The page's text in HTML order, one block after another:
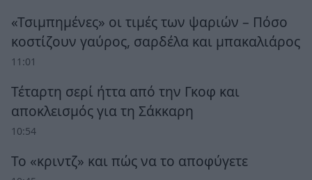
«Τσιμπημένες» οι τιμές των ψαριών – Πόσο
κοστίζουν γαύρος, σαρδέλα και μπακαλιάρος
11:01
Τέταρτη σερί ήττα από την Γκοφ και
αποκλεισμός για τη Σάκκαρη
10:54
Το «κριντζ» και πώς να το αποφύγετε